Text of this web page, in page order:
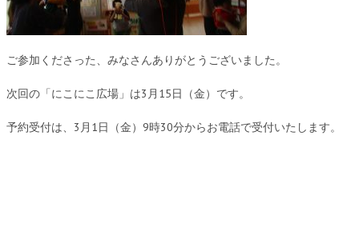
ご参加くださった、みなさんありがとうございました。
次回の「にこにこ広場」は3月15日（金）です。
予約受付は、3月1日（金）9時30分からお電話で受付いたします。